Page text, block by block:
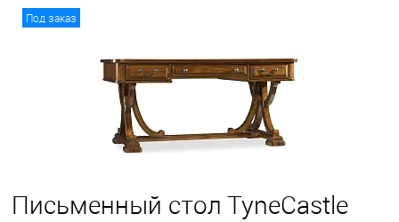
Под заказ
Письменный стол TyneCastle